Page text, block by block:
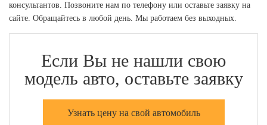
консультантов. Позвоните нам по телефону или оставьте заявку на
сайте. Обращайтесь в любой день. Мы работаем без выходных.
Если Вы не нашли свою
модель авто, оставьте заявку
Узнать цену на свой автомобиль